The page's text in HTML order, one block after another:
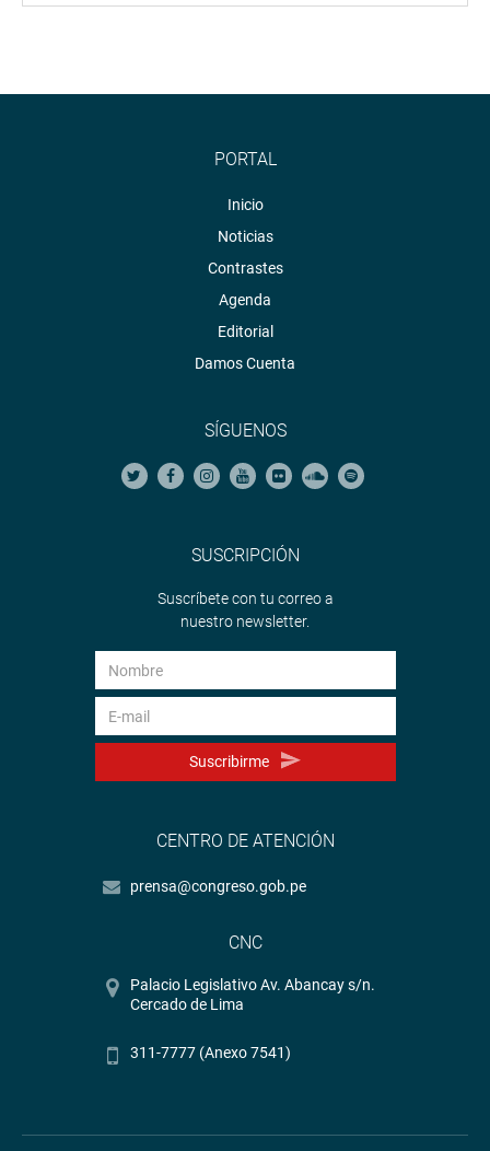
PORTAL
Inicio
Noticias
Contrastes
Agenda
Editorial
Damos Cuenta
SÍGUENOS
SUSCRIPCIÓN
Suscríbete con tu correo a
nuestro newsletter.
Suscribirme
CENTRO DE ATENCIÓN
prensa@congreso.gob.pe
CNC
Palacio Legislativo Av. Abancay s/n.
Cercado de Lima
311-7777 (Anexo 7541)